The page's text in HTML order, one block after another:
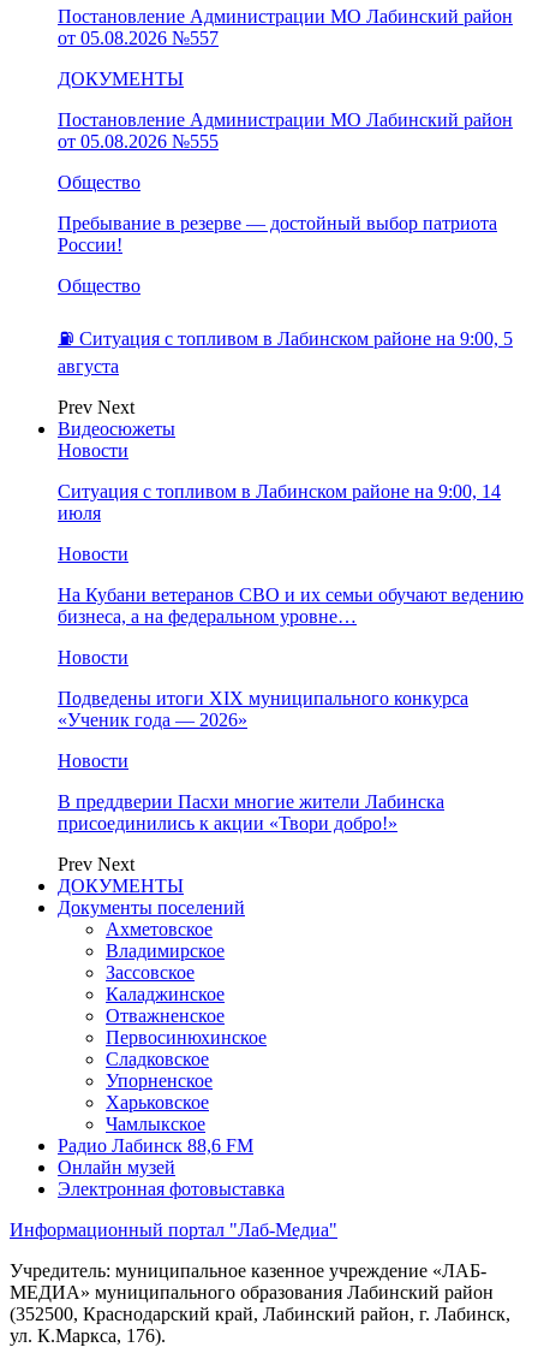
Постановление Администрации МО Лабинский район
от 05.08.2026 №557
ДОКУМЕНТЫ
Постановление Администрации МО Лабинский район
от 05.08.2026 №555
Общество
Пребывание в резерве — достойный выбор патриота
России!
Общество
⛽️ Ситуация с топливом в Лабинском районе на 9:00, 5
августа
Prev Next
Видеосюжеты
Новости
Ситуация с топливом в Лабинском районе на 9:00, 14
июля
Новости
На Кубани ветеранов СВО и их семьи обучают ведению
бизнеса, а на федеральном уровне…
Новости
Подведены итоги XIX муниципального конкурса
«Ученик года — 2026»
Новости
В преддверии Пасхи многие жители Лабинска
присоединились к акции «Твори добро!»
Prev Next
ДОКУМЕНТЫ
Документы поселений
Ахметовское
Владимирское
Зассовское
Каладжинское
Отважненское
Первосинюхинское
Сладковское
Упорненское
Харьковское
Чамлыкское
Радио Лабинск 88,6 FM
Онлайн музей
Электронная фотовыставка
Информационный портал "Лаб-Медиа"
Учредитель: муниципальное казенное учреждение «ЛАБ-
МЕДИА» муниципального образования Лабинский район
(352500, Краснодарский край, Лабинский район, г. Лабинск,
ул. К.Маркса, 176).